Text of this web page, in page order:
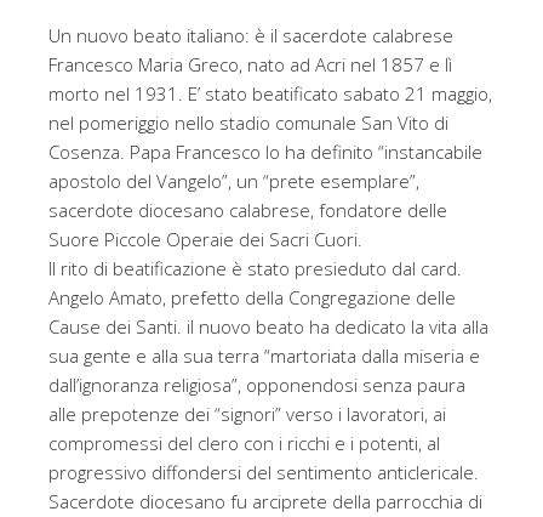
Un nuovo beato italiano: è il sacerdote calabrese
Francesco Maria Greco, nato ad Acri nel 1857 e lì
morto nel 1931. E’ stato beatificato sabato 21 maggio,
nel pomeriggio nello stadio comunale San Vito di
Cosenza. Papa Francesco lo ha definito “instancabile
apostolo del Vangelo”, un “prete esemplare”,
sacerdote diocesano calabrese, fondatore delle
Suore Piccole Operaie dei Sacri Cuori.
Il rito di beatificazione è stato presieduto dal card.
Angelo Amato, prefetto della Congregazione delle
Cause dei Santi. il nuovo beato ha dedicato la vita alla
sua gente e alla sua terra “martoriata dalla miseria e
dall’ignoranza religiosa”, opponendosi senza paura
alle prepotenze dei “signori” verso i lavoratori, ai
compromessi del clero con i ricchi e i potenti, al
progressivo diffondersi del sentimento anticlericale.
Sacerdote diocesano fu arciprete della parrocchia di